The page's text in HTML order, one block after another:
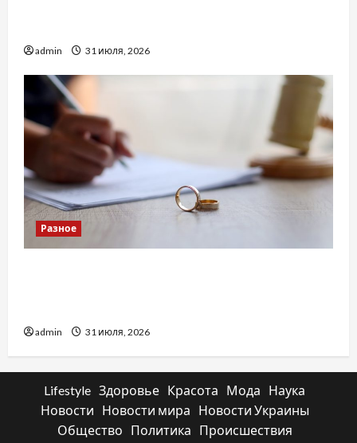
admin 31 июля, 2026
Разное
admin 31 июля, 2026
Lifestyle Здоровье Красота Мода
Наука
Новости
Новости мира
Новости Украины
Общество
Политика
Происшествия